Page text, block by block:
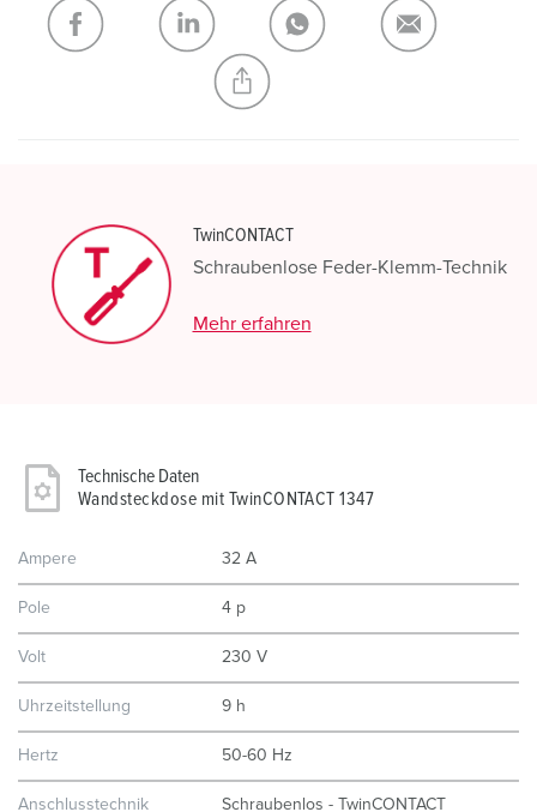
TwinCONTACT
Schraubenlose Feder-Klemm-Technik
Mehr erfahren
Technische Daten
Wandsteckdose mit TwinCONTACT 1347
Ampere 32 A
Pole 4 p
Volt 230 V
Uhrzeitstellung 9 h
Hertz 50-60 Hz
Anschlusstechnik Schraubenlos - TwinCONTACT